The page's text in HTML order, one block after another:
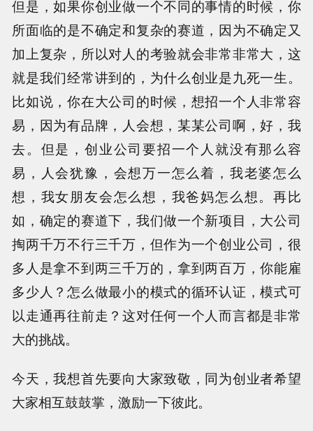
但是，如果你创业做一个不同的事情的时候，你
所面临的是不确定和复杂的赛道，因为不确定又
加上复杂，所以对人的考验就会非常非常大，这
就是我们经常讲到的，为什么创业是九死一生。
比如说，你在大公司的时候，想招一个人非常容
易，因为有品牌，人会想，某某公司啊，好，我
去。但是，创业公司要招一个人就没有那么容
易，人会犹豫，会想万一怎么着，我老婆怎么
想，我女朋友会怎么想，我爸妈怎么想。再比
如，确定的赛道下，我们做一个新项目，大公司
掏两千万不行三千万，但作为一个创业公司，很
多人是拿不到两三千万的，拿到两百万，你能雇
多少人？怎么做最小的模式的循环认证，模式可
以走通再往前走？这对任何一个人而言都是非常
大的挑战。
今天，我想首先要向大家致敬，同为创业者希望
大家相互鼓鼓掌，激励一下彼此。